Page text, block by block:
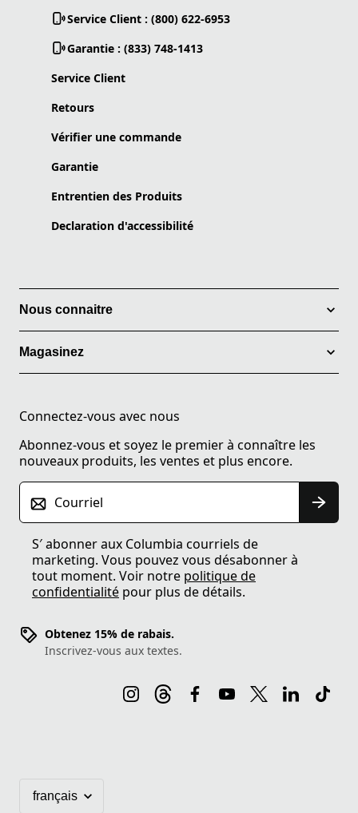
Service Client : (800) 622-6953
Garantie : (833) 748-1413
Service Client
Retours
Vérifier une commande
Garantie
Entrentien des Produits
Declaration d'accessibilité
Nous connaitre
Magasinez
Connectez-vous avec nous
Abonnez-vous et soyez le premier à connaître les
nouveaux produits, les ventes et plus encore.
Courriel
S′ abonner aux Columbia courriels de
marketing. Vous pouvez vous désabonner à
tout moment. Voir notre politique de
confidentialité pour plus de détails.
Obtenez 15% de rabais.
Inscrivez-vous aux textes.